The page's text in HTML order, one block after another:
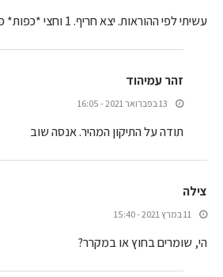
עשיתי לפי ההוראות. יצא חריף. 1 וחצי *כפות* פלפל שחור טחון זה המון!
זהר עמיהוד
13 בפברואר 2021 - 16:05
תודה על התיקון המהיר. אנסה שוב
צילה
11 במרץ 2021 - 15:40
הי, שומרים בחוץ או במקרר?